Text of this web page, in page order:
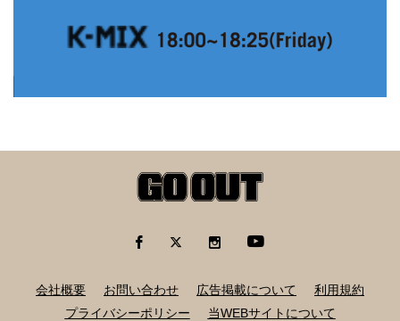
会社概要 お問い合わせ 広告掲載について
利用規約
プライバシーポリシー
当WEBサイトについて